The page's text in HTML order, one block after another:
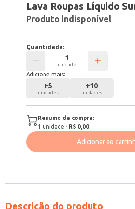
Lava Roupas Líquido
Produto indisponível
Quantidade:
unidade
Adicione mais:
+5
unidades
+10
unidades
Resumo da compra:
1 unidade · R$ 0,00
Adicionar ao
Descrição do produto